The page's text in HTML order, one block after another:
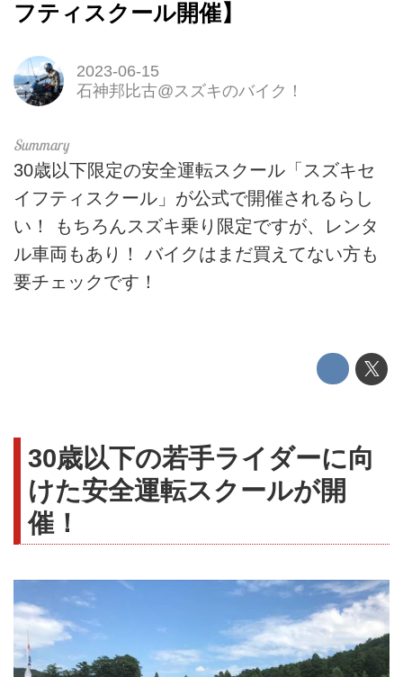
フティスクール開催】
2023-06-15
石神邦比古@スズキのバイク！
30歳以下限定の安全運転スクール「スズキセ
イフティスクール」が公式で開催されるらし
い！ もちろんスズキ乗り限定ですが、レンタ
ル車両もあり！ バイクはまだ買えてない方も
要チェックです！
30歳以下の若手ライダーに向
けた安全運転スクールが開
催！